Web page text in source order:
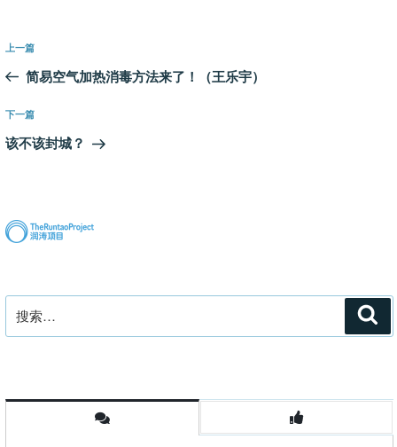
文
导
航
上
一
文
章
上一篇
简易空气加热消毒方法来了！（王乐宇）
下
一
下一篇
该不该封城？
索：